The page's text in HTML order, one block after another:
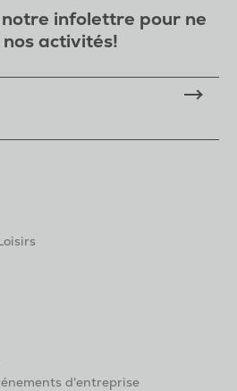
infolettre pour ne
activités!
d'entreprise